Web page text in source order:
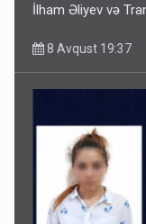
İlham Əliyev və
8 Avqust 19:37